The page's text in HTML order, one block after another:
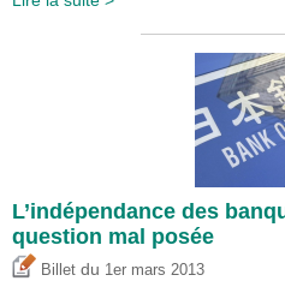
L’indépendance des
question mal posée
Billet du 1er mars 2013